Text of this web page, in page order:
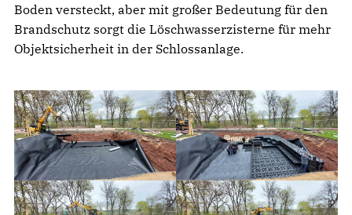
Boden versteckt, aber mit großer Bedeutung für den
Brandschutz sorgt die Löschwasserzisterne für mehr
Objektsicherheit in der Schlossanlage.